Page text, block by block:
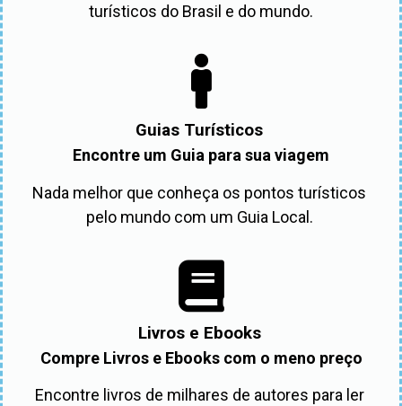
turísticos do Brasil e do mundo.
Guias Turísticos
Encontre um Guia para sua viagem
Nada melhor que conheça os pontos turísticos
pelo mundo com um Guia Local.
Livros e Ebooks
Compre Livros e Ebooks com o meno preço
Encontre livros de milhares de autores para ler